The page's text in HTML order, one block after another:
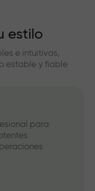
estilo
e intuitivas,
estable y fiable
para